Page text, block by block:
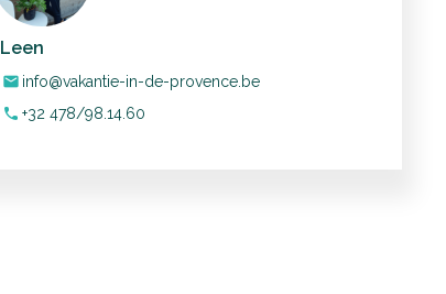
Leen
mail info@vakantie-in-de-provence.be
phone +32 478/98.14.60